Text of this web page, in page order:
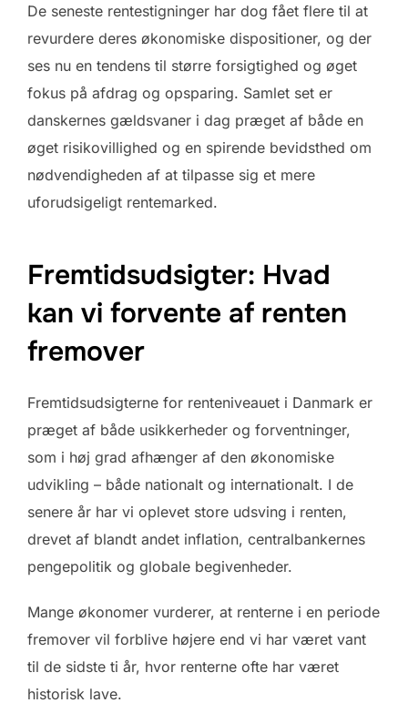
De seneste rentestigninger har dog fået flere til at
revurdere deres økonomiske dispositioner, og der
ses nu en tendens til større forsigtighed og øget
fokus på afdrag og opsparing. Samlet set er
danskernes gældsvaner i dag præget af både en
øget risikovillighed og en spirende bevidsthed om
nødvendigheden af at tilpasse sig et mere
uforudsigeligt rentemarked.
Fremtidsudsigter: Hvad
kan vi forvente af renten
fremover
Fremtidsudsigterne for renteniveauet i Danmark er
præget af både usikkerheder og forventninger,
som i høj grad afhænger af den økonomiske
udvikling – både nationalt og internationalt. I de
senere år har vi oplevet store udsving i renten,
drevet af blandt andet inflation, centralbankernes
pengepolitik og globale begivenheder.
Mange økonomer vurderer, at renterne i en periode
fremover vil forblive højere end vi har været vant
til de sidste ti år, hvor renterne ofte har været
historisk lave.